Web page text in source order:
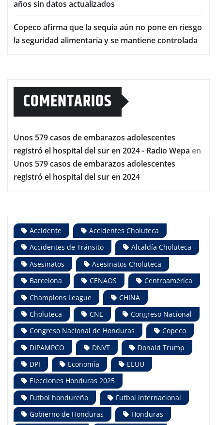
años sin datos actualizados
Copeco afirma que la sequía aún no pone en riesgo
la seguridad alimentaria y se mantiene controlada
COMENTARIOS
Unos 579 casos de embarazos adolescentes
registró el hospital del sur en 2024 - Radio Wepa en
Unos 579 casos de embarazos adolescentes
registró el hospital del sur en 2024
Accidente
Accidentes Choluteca
Accidentes de Tránsito
Alcaldía Choluteca
Asesinatos
Asesinatos Choluteca
Barcelona
CENAOS
Centroamérica
Champions League
CHINA
Choluteca
CNE
Congreso Nacional
Congreso Nacional de Honduras
Copeco
DIPAMPCO
DNVT
Donald Trump
DPI
Economía
EEUU
Elecciones Honduras 2025
Futbol hondureño
Futbol internacional
Gobierno de Honduras
Honduras